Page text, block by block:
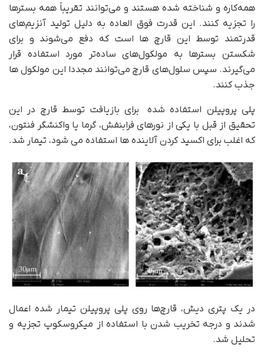
همه‌کاره و شناخته شده هستند و می‌توانند تقریباً همه بسترها
را تجزیه کنند. این قدرت فوق العاده به دلیل تولید آنزیم‌های
قدرتمند توسط این قارچ ها است که دفع می‌شوند و برای
شکستن بسترها به مولکول‌های ساده‌تر مورد استفاده قرار
می‌گیرند. سپس سلول‌های قارچ می‌توانند مجددا این مولکول ها
جذب کنند.
پلی پروپیلن استفاده شده برای بازیافت توسط قارچ در این
تحقیق از قبل با یکی از نورهای فرابنفش، گرما یا واکنشگر فنتون،
که اغلب برای اکسید کردن آلاینده ها استفاده می شود، تیمار شد.
در یک پتری دیش، قارچ‌ها روی پلی پروپیلن تیمار شده اعمال
شدند و درجه تخریب شدن با استفاده از میکروسکوپ تجزیه و
تحلیل شد.